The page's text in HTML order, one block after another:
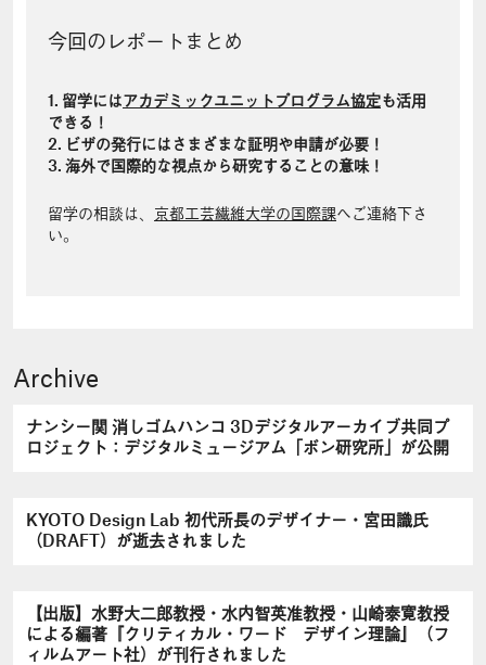
今回のレポートまとめ
1. 留学にはアカデミックユニットプログラム協定も活用
できる！
2. ビザの発行にはさまざまな証明や申請が必要！
3. 海外で国際的な視点から研究することの意味！
留学の相談は、 京都工芸繊維大学の国際課へご連絡下さ
い。
Archive
ナンシー関 消しゴムハンコ 3Dデジタルアーカイブ共同プ
ロジェクト：デジタルミュージアム「ボン研究所」が公開
KYOTO Design Lab 初代所長のデザイナー・宮田識氏
（DRAFT）が逝去されました
【出版】水野大二郎教授・水内智英准教授・山崎泰寛教授
による編著『クリティカル・ワード デザイン理論』（フ
ィルムアート社）が刊行されました